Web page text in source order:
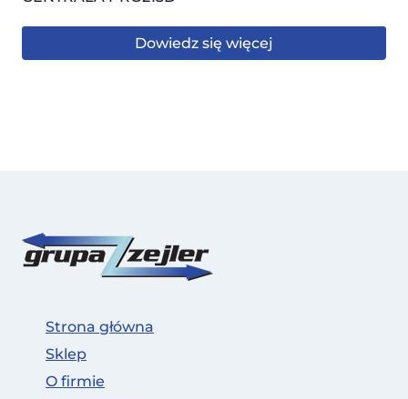
Dowiedz się więcej
Strona główna
Sklep
O firmie